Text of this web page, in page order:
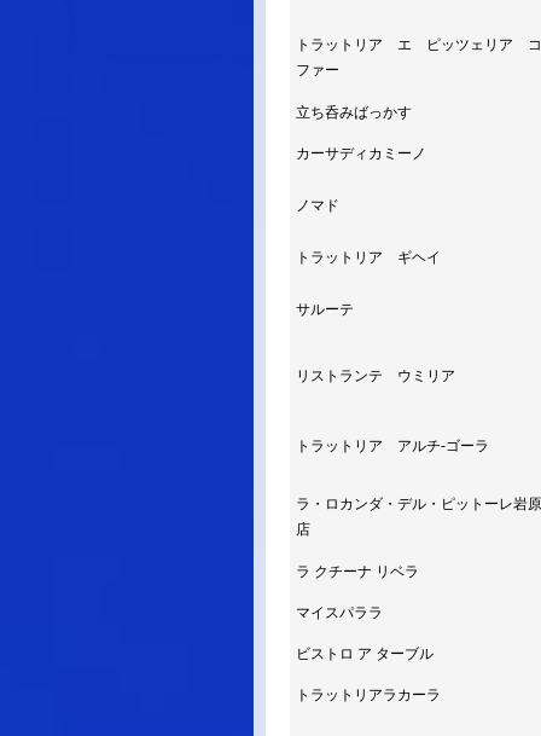
トラットリア エ ピッツェリア
ファー
立ち呑みばっかす
カーサディカミーノ
ノマド
トラットリア ギヘイ
サルーテ
リストランテ ウミリア
トラットリア アルチ-ゴーラ
ラ・ロカンダ・デル・ピットーレ岩
店
ラ クチーナ リベラ
マイスパララ
ビストロ ア ターブル
トラットリアラカーラ